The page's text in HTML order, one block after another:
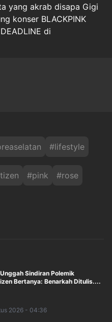
yang akrab disapa Gigi
konser BLACKPINK
di
#lifestyle
#pink #rose
Sindiran Polemik
Bertanya: Benarkah Ditulis....
2026 - 04:36